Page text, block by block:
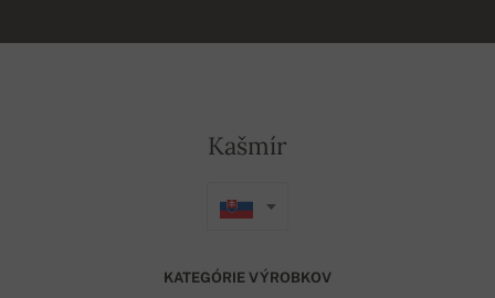
Kašmír
KATEGÓRIE VÝROBKOV